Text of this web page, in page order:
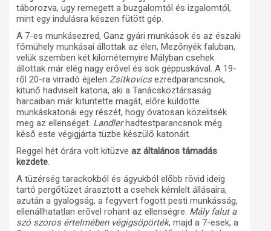
táborozva, ugy remegett a buzgalomtól és izgalomtól,
mint egy indulásra készen fütött gép.
A 7-es munkásezred, Ganz gyári munkások és az északi
főmühely munkásai állottak az élen, Mezőnyék faluban,
velük szemben két kilométernyire Mályban csehek
állottak már elég nagy erővel és sok géppuskával. A 19-
ről 20-ra virradó éjjelen Zsitkovicsezredparancsnok,
kitünő hadviselt katona, aki a Tanácsköztársaság
harcaiban már kitüntette magát, előre küldötte
munkáskatonái egy részét, hogy óvatosan közelitsék
meg az ellenséget. Landlerhadtestparancsnok még
késő este végigjárta tüzbe készülő katonáit.
Reggel hét órára volt kitüzve az általános támadás
kezdete.
A tüzérség tarackokból és ágyukból előbb rövid ideig
tartó pergőtüzet árasztott a csehek kémlelt állásaira,
azután a gyalogság, a fegyvert fogott pesti munkásság,
ellenállhatatlan erővel rohant az ellenségre. Mály falut a
szó szoros értelmében végigsöpörték, majd a 7-esek, a